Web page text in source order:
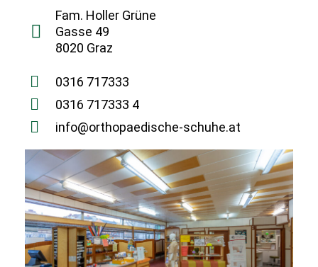
Fam. Holler Grüne
Gasse 49
8020 Graz
0316 717333
0316 717333 4
info@orthopaedische-schuhe.at